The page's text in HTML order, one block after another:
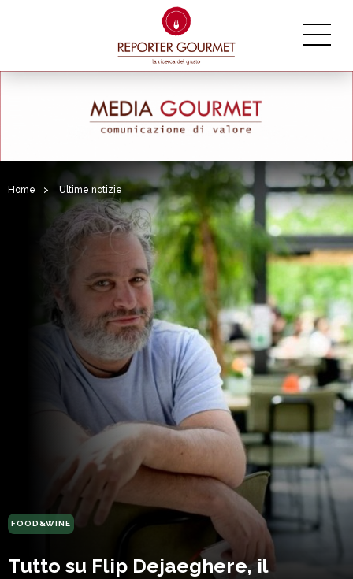
Home > Ultime notizie
FOOD&WINE
Tutto su Flip Dejaeghere, il